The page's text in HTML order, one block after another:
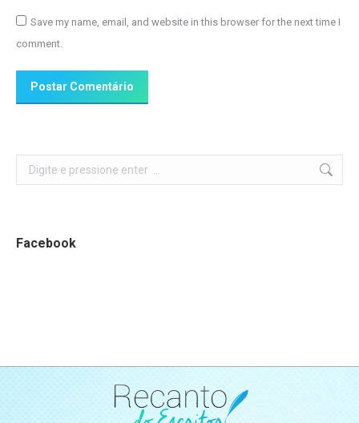
Save my name, email, and website in this browser for the next time I
comment.
Postar Comentário
Search:
Facebook